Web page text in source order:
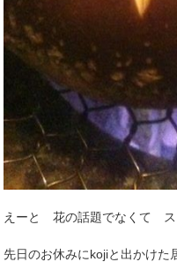
えーと 花の話題でなくて
先日のお休みにkojiと出かけた